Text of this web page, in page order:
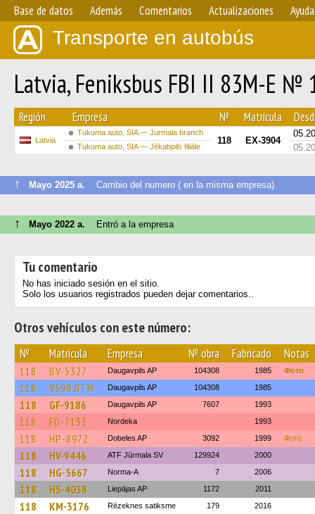
Base de datos Además Comentarios Actualizaciones Ayuda
Transporte en autobús
Latvia, Feniksbus FBI II 83M-E №
Región Empresa № Matrícula
Latvia
Tukuma auto, SIA — Jurmala branch
118 EX-3904
Tukuma auto, SIA — Jēkabpils filiāle
↑ Mayo 2025 a. Cambio del numero ( en la misma empresa)
↑ Mayo 2022 a. Entró a la empresa
Tu comentario
No has iniciado sesión en el sitio.
Solo los usuarios registrados pueden dejar comentarios..
Otros vehículos con este número:
№ Matrícula Empresa № obra Fabricado Notas
118 BV-5327 Daugavpils AP 104308 1985 Фото
118 9599 ЛТМ Daugavpils AP 104308 1985
118 GF-9186 Daugavpils AP 7607 1993
118 FD-7133 Nordeka 1993
118 HP-8972 Dobeles AP 3092 1999 Фото
118 HV-9446 ATF Jūrmala SV 129924 2000
118 HG-5667 Norma-A 7 2006
118 HS-4038 Liepājas AP 1172 2011
118 KM-3176 Rēzeknes satiksme 179 2016